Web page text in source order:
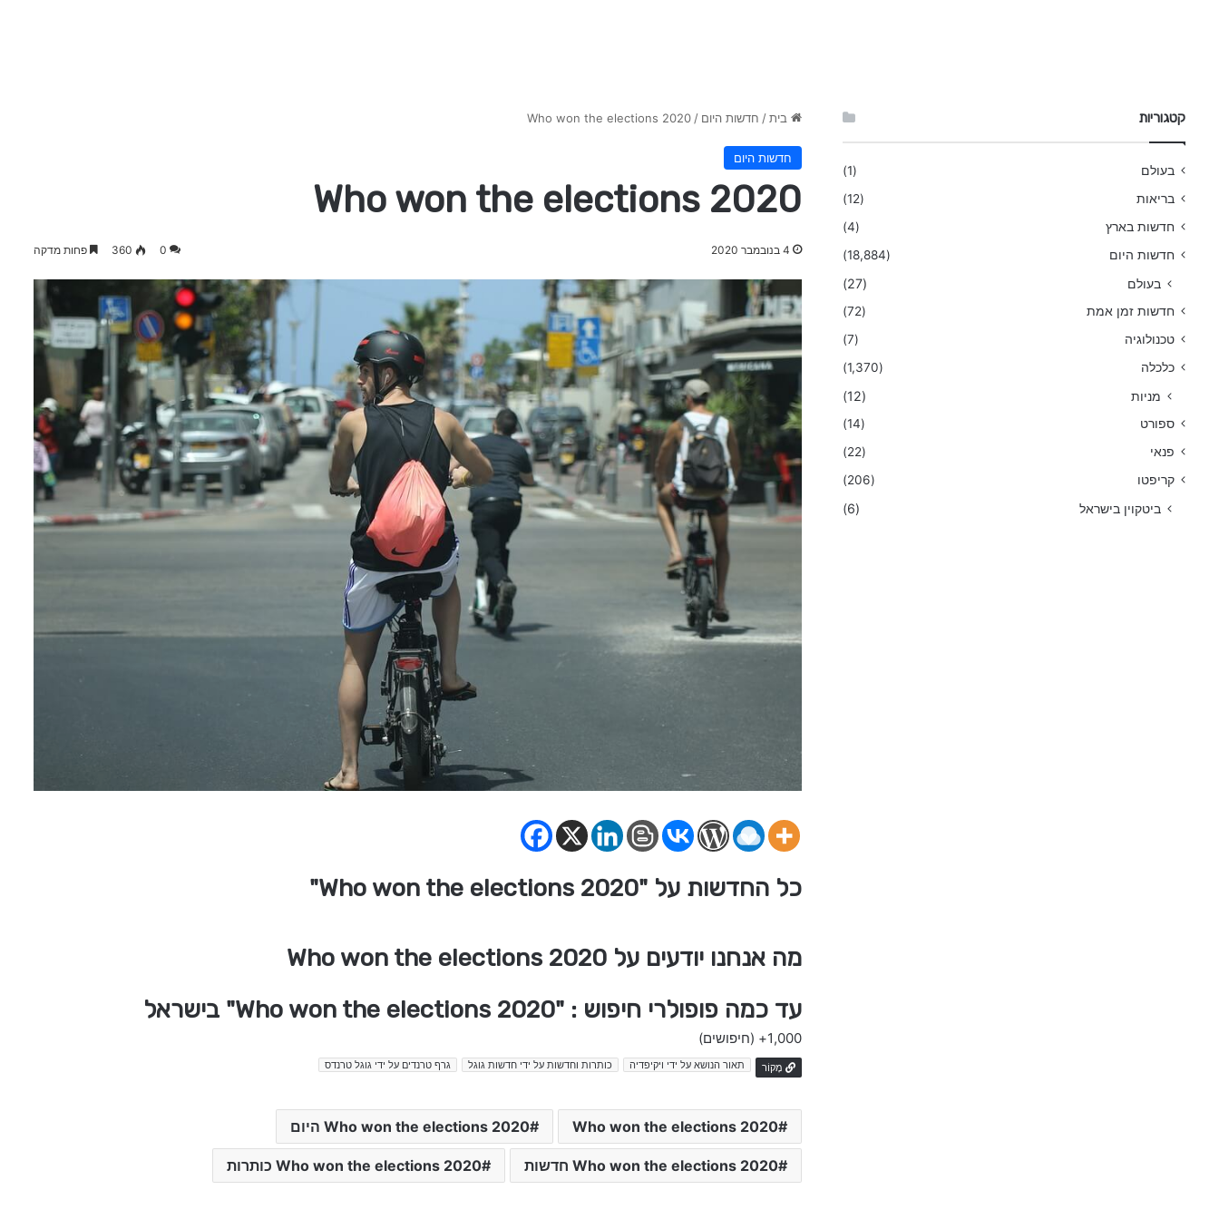
בית / חדשות היום /
Who won the elections 2020
חדשות היום
Who won the elections 2020
4 בנובמבר 2020 0
360 פחות מדקה
כל החדשות על "Who won the elections 2020"
מה אנחנו יודעים על Who won the elections 2020
עד כמה פופולרי חיפוש : "Who won the elections 2020" בישראל
1,000+ (חיפושים)
מָקוֹר תאור הנושא על ידי ויקיפדיה כותרות וחדשות על ידי חדשות גוגל גרף טרנדים על ידי גוגל טרנדס
Who won the elections 2020 Who won the elections 2020 היום
Who won the elections 2020 חדשות Who won the elections 2020 כותרות
קטגוריות
בעולם
(1)
בריאות
(12)
חדשות בארץ
(4)
חדשות היום
(18,884)
בעולם (27)
חדשות זמן אמת
(72)
טכנולוגיה
(7)
כלכלה
(1,370)
מניות (12)
ספורט
(14)
פנאי
(22)
קריפטו
(206)
ביטקוין בישראל (6)